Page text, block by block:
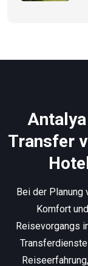
Transfer
Bei der
Komfort
Reisevorgangs